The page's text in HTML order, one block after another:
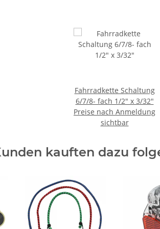
Fahrradkette Schaltung
6/7/8- fach 1/2" x 3/32"
Preise nach Anmeldung
sichtbar
kauften dazu